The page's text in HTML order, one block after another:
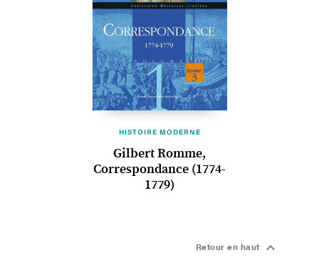
HISTOIRE MODERNE
Gilbert Romme,
Correspondance (1774-
1779)
Retour en haut 